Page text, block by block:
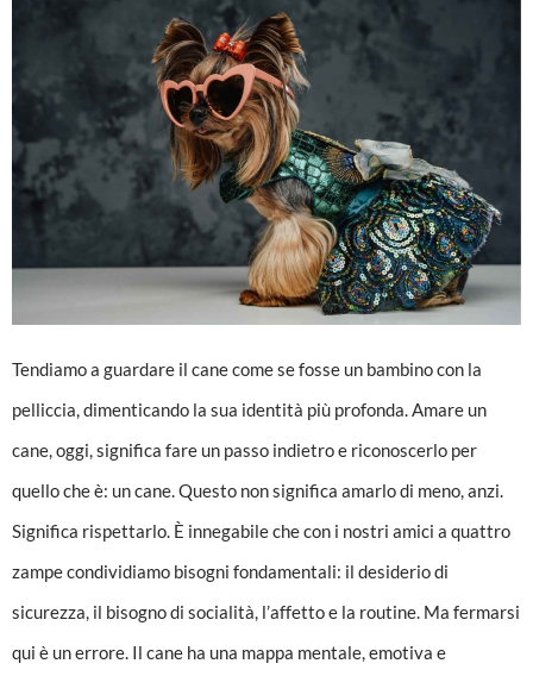
Tendiamo a guardare il cane come se fosse un bambino con la
pelliccia, dimenticando la sua identità più profonda. Amare un
cane, oggi, significa fare un passo indietro e riconoscerlo per
quello che è: un cane. Questo non significa amarlo di meno, anzi.
Significa rispettarlo. È innegabile che con i nostri amici a quattro
zampe condividiamo bisogni fondamentali: il desiderio di
sicurezza, il bisogno di socialità, l’affetto e la routine. Ma fermarsi
qui è un errore. Il cane ha una mappa mentale, emotiva e